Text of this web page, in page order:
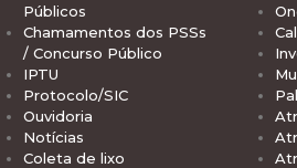
Públicos
Chamamentos dos PSSs
/ Concurso Público
IPTU
Protocolo/SIC
Ouvidoria
Notícias
Coleta de lixo